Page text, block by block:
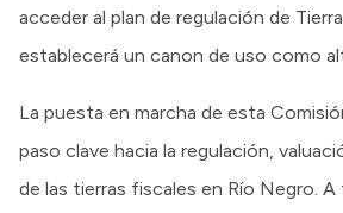
acceder al plan de regulación de
establecerá un canon de uso como
La puesta en marcha de esta
paso clave hacia la regulación,
de las tierras fiscales en Río Negro.